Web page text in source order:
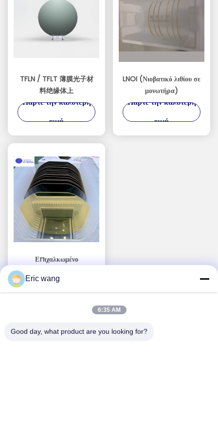
TFLN / TFLT 薄膜光子材
料绝缘体上
Πάρτε την καλύτερη
τιμή
LNOI (Νιοβατικό λιθίου σε
μονωτήρα)
Πάρτε την καλύτερη
τιμή
Επιχαλκωμένο
μονοκρυσταλλικό πυρίτιο
για κατασκευή MEMS και
ηλεκτροδίων αισθητήρων
Πάρτε την καλύτερη
Eric wang
6:35 AM
Good day, what product are you looking for?